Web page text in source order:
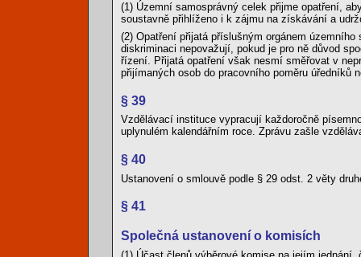
(1) Územní samosprávný celek přijme opatření,
soustavně přihlíženo i k zájmu na získávání a
(2) Opatření přijatá příslušným orgánem
diskriminaci nepovažují, pokud je pro ně důvod
řízení. Přijatá opatření však nesmí směřovat v
přijímaných osob do pracovního poměru úředníků
§ 39
Vzdělávací instituce vypracují každoročně
uplynulém kalendářním roce. Zprávu zašle
§ 40
Ustanovení o smlouvě podle § 29 odst. 2 věty
§ 41
Společná ustanovení o komisích